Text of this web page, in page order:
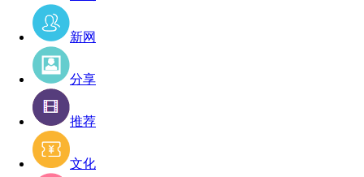
新网
分享
推荐
文化